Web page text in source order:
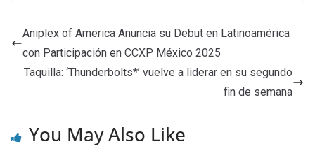
Aniplex of America Anuncia su Debut en Latinoamérica
con Participación en CCXP México 2025
Taquilla: ‘Thunderbolts*’ vuelve a liderar en su segundo
fin de semana
You May Also Like